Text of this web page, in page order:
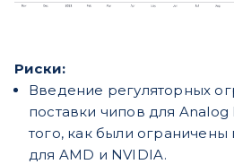
Риски:
Введение регуляторных
поставки чипов для
того, как были
для AMD и NVIDIA.